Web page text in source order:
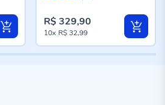
R$ 329,90
10x R$ 32,99